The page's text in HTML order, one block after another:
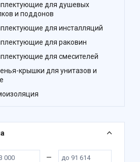
для душевых
и поддонов
для инсталляций
для раковин
для смесителей
крышки для унитазов и
—